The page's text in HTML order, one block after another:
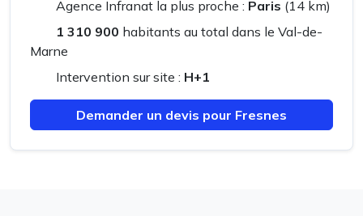
Agence Infranat la plus proche : Paris (14 km)
1 310 900 habitants au total dans le Val-de-
Marne
Intervention sur site : H+1
Demander un devis pour Fresnes